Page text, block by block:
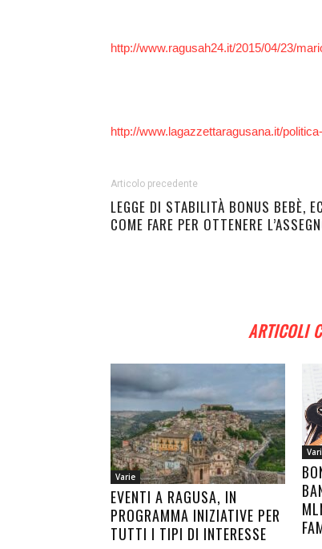
http://www.ragusah24.it/2015/04/23/
http://www.lagazzettaragusana.it/
Articolo precedente
LEGGE DI STABILITÀ BONUS BEBÈ,
COME FARE PER OTTENERE
ARTICOLI
Varie
EVENTI A RAGUSA, IN
PROGRAMMA INIZIATIVE PER
TUTTI I TIPI DI INTERESSE